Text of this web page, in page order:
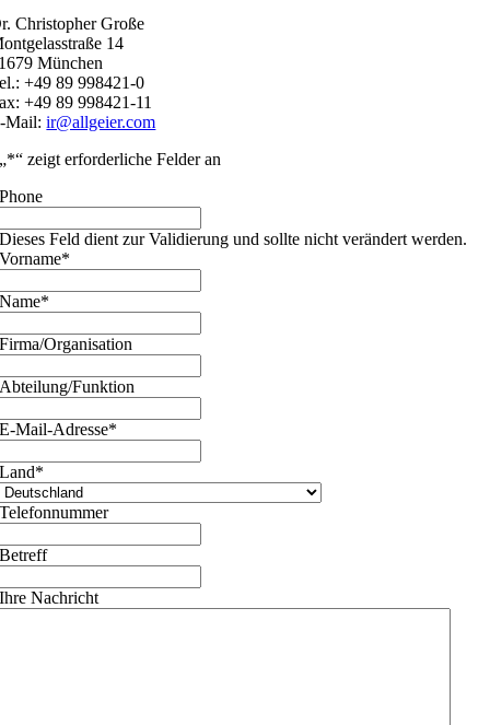
Christopher Große
14
München
+49 89 998421-0
+49 89 998421-11
Mail:ir@allgeier.com
„*“ zeigt erforderliche Felder an
Phone
Dieses Feld dient zur Validierung und sollte nicht verändert werden.
Vorname*
Name*
Firma/Organisation
Abteilung/Funktion
E-Mail-Adresse*
Land*
Telefonnummer
Betreff
Ihre Nachricht